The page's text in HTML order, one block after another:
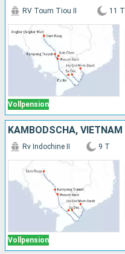
Vollpension
RV Toum Tiou II 11 T
KAMBODSCHA, VIETNAM
Vollpension
Rv Indochine II 9 T